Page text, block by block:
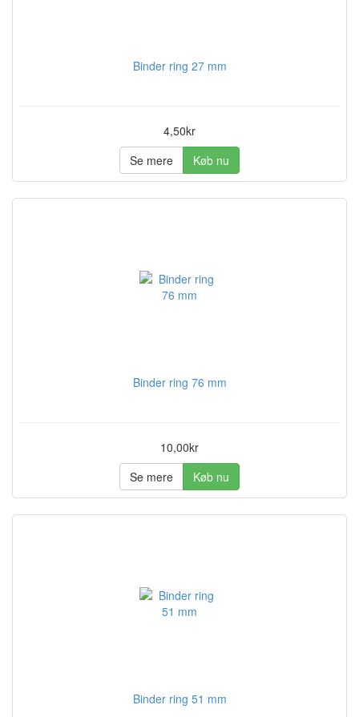
Binder ring 27 mm
4,50kr
Se mere
Køb nu
Binder ring 76 mm
10,00kr
Se mere
Køb nu
Binder ring 51 mm